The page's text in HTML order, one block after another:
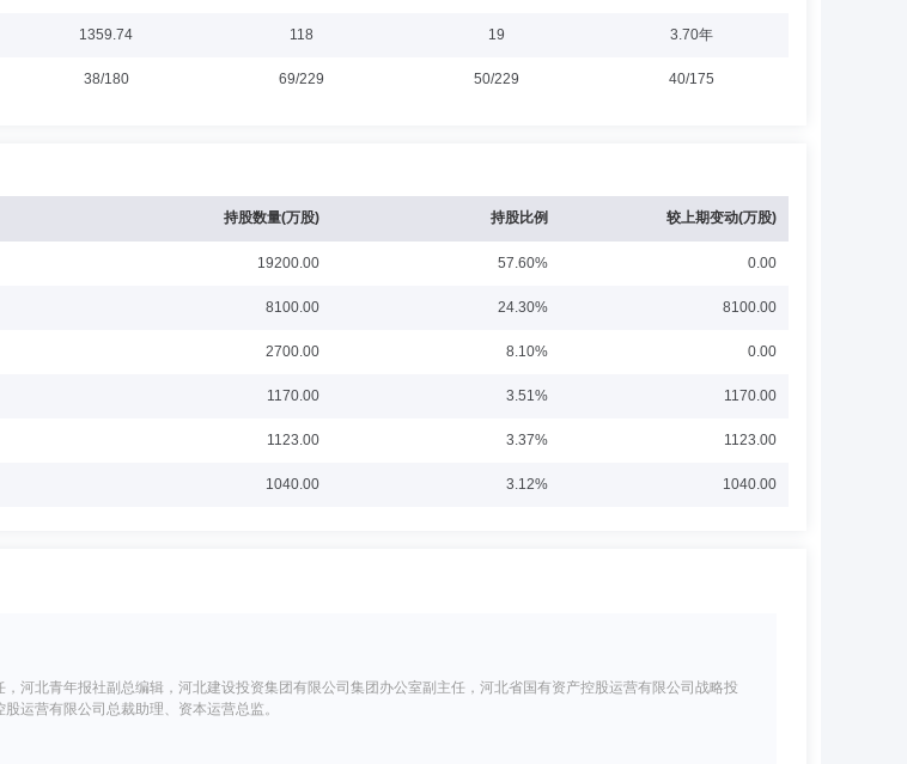
1359.74 118 19 3.70年
38/180 69/229 50/229 40/175
持股数量(万股) 持股比例 较上期变动(万股)
19200.00 57.60% 0.00
8100.00 24.30% 8100.00
2700.00 8.10% 0.00
1170.00 3.51% 1170.00
1123.00 3.37% 1123.00
1040.00 3.12% 1040.00
河北青年报社副总编辑，河北建设投资集团有限公司集团办公室副主任，河北省国有资产控股运营有限公司战略投
运营有限公司总裁助理、资本运营总监。